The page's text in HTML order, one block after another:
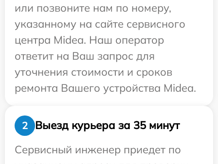
или позвоните нам по номеру,
указанному на сайте сервисного
центра Midea. Наш оператор
ответит на Ваш запрос для
уточнения стоимости и сроков
ремонта Вашего устройства Midea.
2
Выезд курьера за 35 минут
Сервисный инженер приедет по